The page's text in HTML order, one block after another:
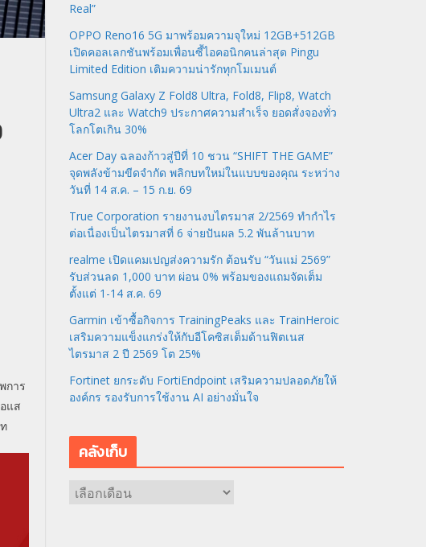
การ
แส
Real”
OPPO Reno16 5G มาพร้อมความจุใหม่ 12GB+512GB
เปิดคอลเลกชันพร้อมเพื่อนซี้ไอคอนิกคนล่าสุด Pingu
Limited Edition เติมความน่ารักทุกโมเมนต์
Samsung Galaxy Z Fold8 Ultra, Fold8, Flip8, Watch
Ultra2 และ Watch9 ประกาศความสำเร็จ ยอดสั่งจองทั่ว
โลกโตเกิน 30%
Acer Day ฉลองก้าวสู่ปีที่ 10 ชวน “SHIFT THE GAME”
จุดพลังข้ามขีดจำกัด พลิกบทใหม่ในแบบของคุณ ระหว่าง
วันที่ 14 ส.ค. – 15 ก.ย. 69
True Corporation รายงานงบไตรมาส 2/2569 ทำกำไร
ต่อเนื่องเป็นไตรมาสที่ 6 จ่ายปันผล 5.2 พันล้านบาท
realme เปิดแคมเปญส่งความรัก ต้อนรับ “วันแม่ 2569”
รับส่วนลด 1,000 บาท ผ่อน 0% พร้อมของแถมจัดเต็ม
ตั้งแต่ 1-14 ส.ค. 69
Garmin เข้าซื้อกิจการ TrainingPeaks และ TrainHeroic
เสริมความแข็งแกร่งให้กับอีโคซิสเต็มด้านฟิตเนส
ไตรมาส 2 ปี 2569 โต 25%
Fortinet ยกระดับ FortiEndpoint เสริมความปลอดภัยให้
องค์กร รองรับการใช้งาน AI อย่างมั่นใจ
คลังเก็บ